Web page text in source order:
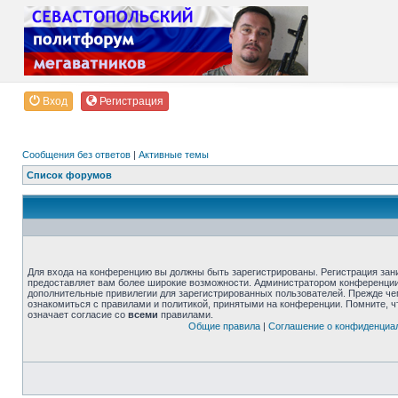
Вход Регистрация
Сообщения без ответов | Активные темы
Список форумов
Для входа на конференцию вы должны быть зарегистрированы. Регистрация
предоставляет вам более широкие возможности. Администратором
дополнительные привилегии для зарегистрированных пользователей. Прежде
ознакомиться с правилами и политикой, принятыми на конференции. Помните,
означает согласие со всеми правилами.
Общие правила| Соглашение о